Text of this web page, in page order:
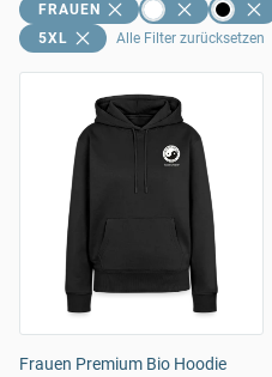
FRAUEN
5XL
Alle Filter zurücksetzen
Frauen Premium Bio Hoodie